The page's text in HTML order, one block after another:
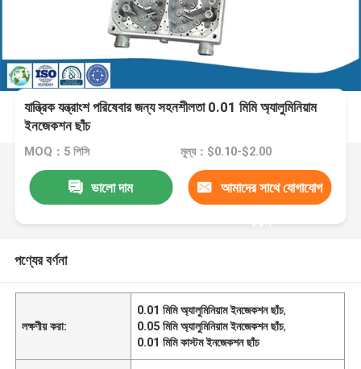
যান্ত্রিক যন্ত্রাংশ পরিষেবার জন্য সহনশীলতা 0.01 মিমি অ্যালুমিনিয়াম
ইনজেকশন ছাঁচ
MOQ：5 পিসি মূল্য：$0.10-$2.00
ভালো দাম আমাদের সাথে যোগাযোগ
করুন
পণ্যের বর্ণনা
লক্ষণীয় করা:
0.01 মিমি অ্যালুমিনিয়াম ইনজেকশন ছাঁচ,
0.05 মিমি অ্যালুমিনিয়াম ইনজেকশন ছাঁচ,
0.01 মিমি কাস্টম ইনজেকশন ছাঁচ